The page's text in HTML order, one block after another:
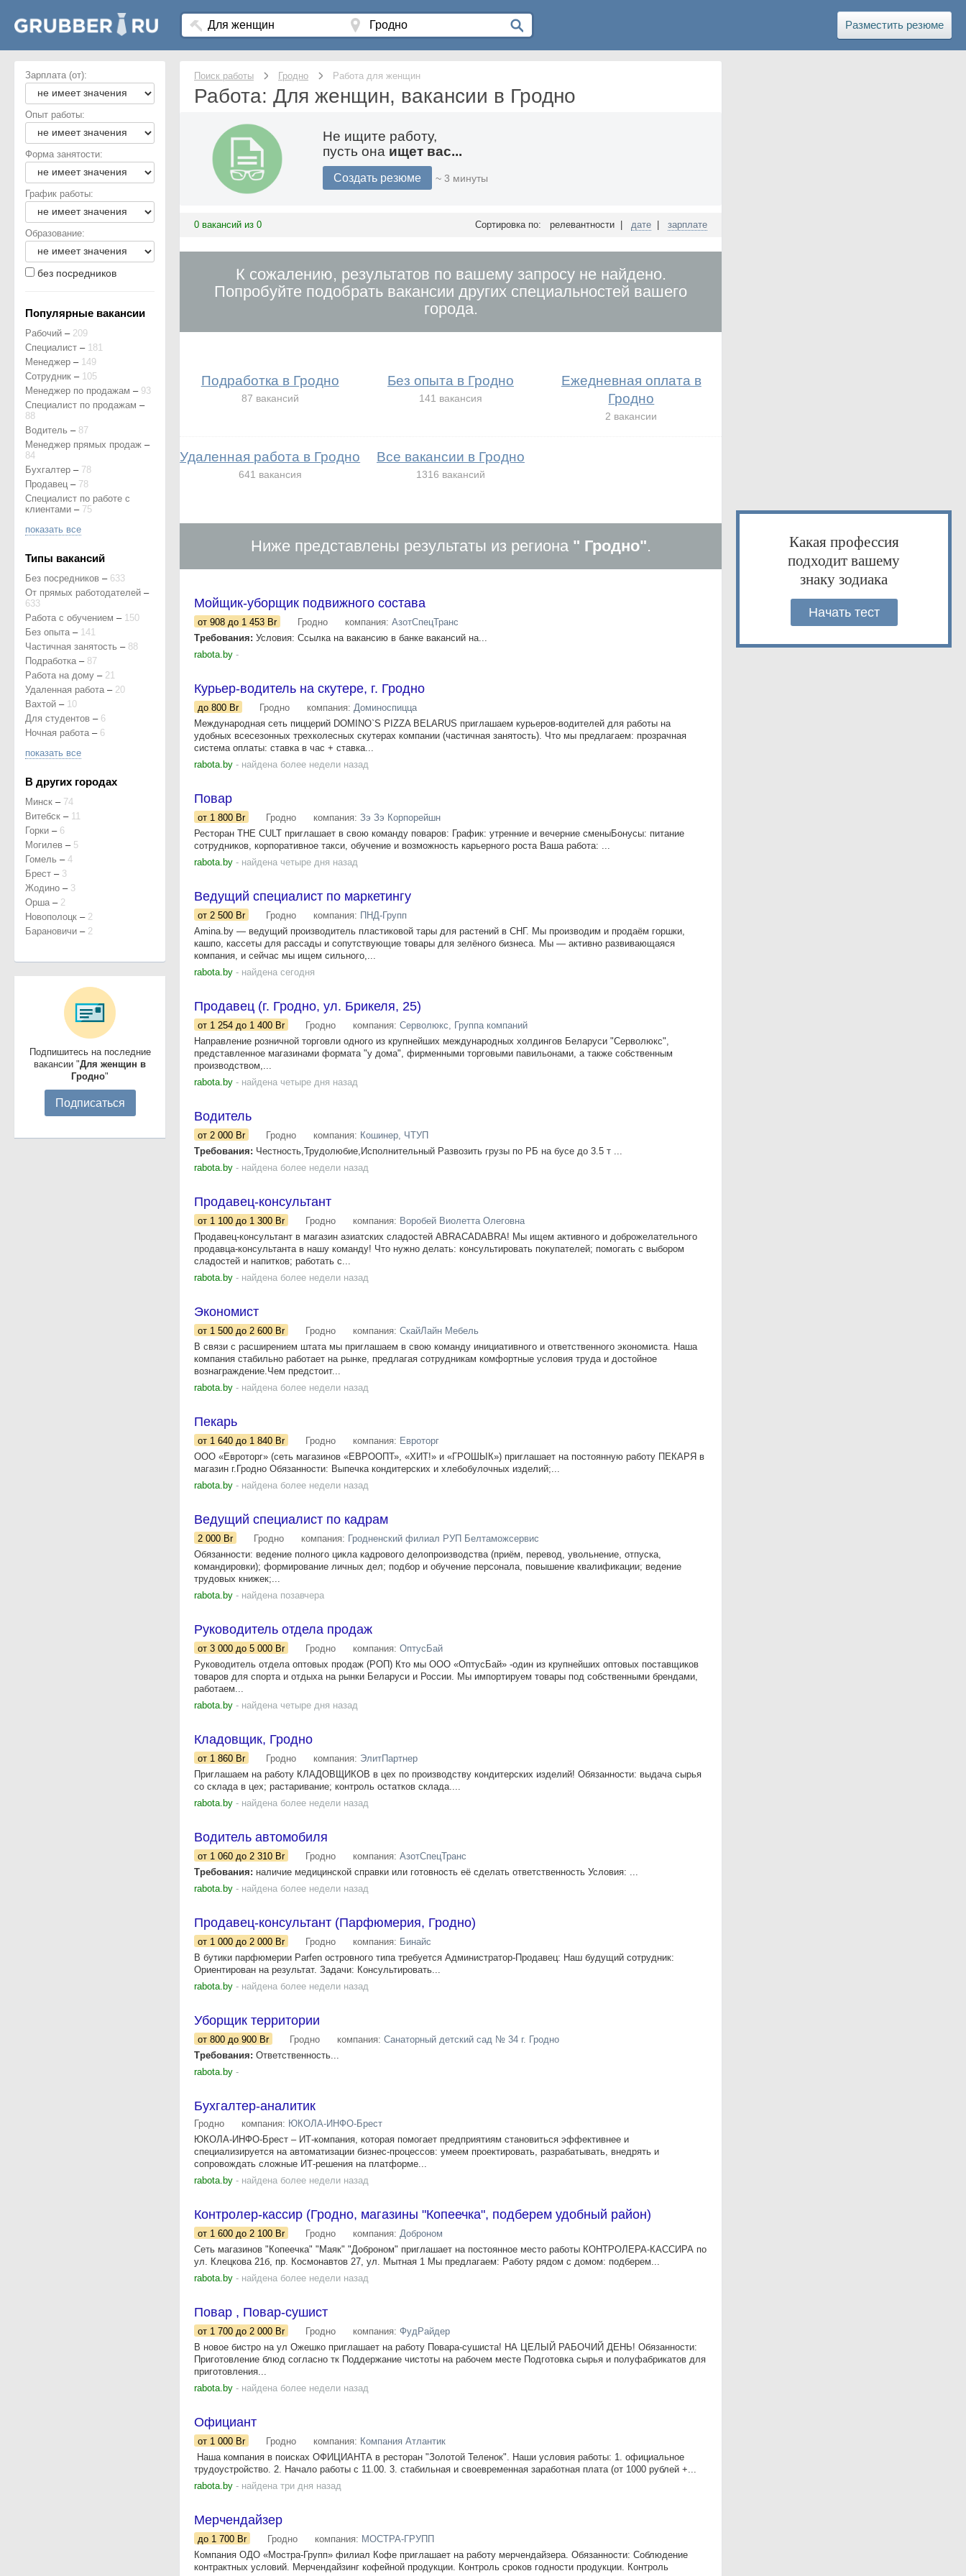
Разместить резюме
Поиск работы Гродно Работа для женщин
Работа: Для женщин, вакансии в Гродно
Не ищите работу,
пусть она ищет вас...
Создать резюме ~ 3 минуты
0 вакансий из 0 Сортировка по: релевантности | дате зарплате
К сожалению, результатов по вашему запросу не найдено.
Попробуйте подобрать вакансии других специальностей вашего
города.
Подработка в Гродно
87 вакансий
Без опыта в Гродно
141 вакансия
Ежедневная оплата в
Гродно
2 вакансии
Удаленная работа в Гродно
641 вакансия
Все вакансии в Гродно
1316 вакансий
Ниже представлены результаты из региона " Гродно".
Мойщик-уборщик подвижного состава
от 908 до 1 453 Br Гродно компания: АзотСпецТранс
Требования: Условия: Ссылка на вакансию в банке вакансий на...
rabota.by -
Курьер-водитель на скутере, г. Гродно
до 800 Br Гродно компания: Доминоспицца
Международная сеть пиццерий DOMINO`S PIZZA BELARUS приглашаем курьеров-водителей для работы на
удобных всесезонных трехколесных скутерах компании (частичная занятость). Что мы предлагаем: прозрачная
система оплаты: ставка в час + ставка...
rabota.by - найдена более недели назад
Повар
от 1 800 Br Гродно компания: Зэ Зэ Корпорейшн
Ресторан THE CULT приглашает в свою команду поваров: График: утренние и вечерние сменыБонусы: питание
сотрудников, корпоративное такси, обучение и возможность карьерного роста Ваша работа: ...
rabota.by - найдена четыре дня назад
Ведущий специалист по маркетингу
от 2 500 Br Гродно компания: ПНД-Групп
Amina.by — ведущий производитель пластиковой тары для растений в СНГ. Мы производим и продаём горшки,
кашпо, кассеты для рассады и сопутствующие товары для зелёного бизнеса. Мы — активно развивающаяся
компания, и сейчас мы ищем сильного,...
rabota.by - найдена сегодня
Продавец (г. Гродно, ул. Брикеля, 25)
от 1 254 до 1 400 Br Гродно компания: Серволюкс, Группа компаний
Направление розничной торговли одного из крупнейших международных холдингов Беларуси "Серволюкс",
представленное магазинами формата "у дома", фирменными торговыми павильонами, а также собственным
производством,...
rabota.by - найдена четыре дня назад
Водитель
от 2 000 Br Гродно компания: Кошинер, ЧТУП
Требования: Честность,Трудолюбие,Исполнительный Развозить грузы по РБ на бусе до 3.5 т ...
rabota.by - найдена более недели назад
Продавец-консультант
от 1 100 до 1 300 Br Гродно компания: Воробей Виолетта Олеговна
Продавец-консультант в магазин азиатских сладостей ABRACADABRA! Мы ищем активного и доброжелательного
продавца-консультанта в нашу команду! Что нужно делать: консультировать покупателей; помогать с выбором
сладостей и напитков; работать с...
rabota.by - найдена более недели назад
Экономист
от 1 500 до 2 600 Br Гродно компания: СкайЛайн Мебель
В связи с расширением штата мы приглашаем в свою команду инициативного и ответственного экономиста. Наша
компания стабильно работает на рынке, предлагая сотрудникам комфортные условия труда и достойное
вознаграждение.Чем предстоит...
rabota.by - найдена более недели назад
Пекарь
от 1 640 до 1 840 Br Гродно компания: Евроторг
ООО «Евроторг» (сеть магазинов «ЕВРООПТ», «ХИТ!» и «ГРОШЫК») приглашает на постоянную работу ПЕКАРЯ в
магазин г.Гродно Обязанности: Выпечка кондитерских и хлебобулочных изделий;...
rabota.by - найдена более недели назад
Ведущий специалист по кадрам
2 000 Br Гродно компания: Гродненский филиал РУП Белтаможсервис
Обязанности: ведение полного цикла кадрового делопроизводства (приём, перевод, увольнение, отпуска,
командировки); формирование личных дел; подбор и обучение персонала, повышение квалификации; ведение
трудовых книжек;...
rabota.by - найдена позавчера
Руководитель отдела продаж
от 3 000 до 5 000 Br Гродно компания: ОптусБай
Руководитель отдела оптовых продаж (РОП) Кто мы ООО «ОптусБай» -один из крупнейших оптовых поставщиков
товаров для спорта и отдыха на рынки Беларуси и России. Мы импортируем товары под собственными брендами,
работаем...
rabota.by - найдена четыре дня назад
Кладовщик, Гродно
от 1 860 Br Гродно компания: ЭлитПартнер
Приглашаем на работу КЛАДОВЩИКОВ в цех по производству кондитерских изделий! Обязанности: выдача сырья
со склада в цех; растаривание; контроль остатков склада....
rabota.by - найдена более недели назад
Водитель автомобиля
от 1 060 до 2 310 Br Гродно компания: АзотСпецТранс
Требования: наличие медицинской справки или готовность её сделать ответственность Условия: ...
rabota.by - найдена более недели назад
Продавец-консультант (Парфюмерия, Гродно)
от 1 000 до 2 000 Br Гродно компания: Бинайс
В бутики парфюмерии Parfen островного типа требуется Администратор-Продавец: Наш будущий сотрудник:
Ориентирован на результат. Задачи: Консультировать...
rabota.by - найдена более недели назад
Уборщик территории
от 800 до 900 Br Гродно компания: Санаторный детский сад № 34 г. Гродно
Требования: Ответственность...
rabota.by -
Бухгалтер-аналитик
Гродно компания: ЮКОЛА-ИНФО-Брест
ЮКОЛА-ИНФО-Брест – ИТ-компания, которая помогает предприятиям становиться эффективнее и
специализируется на автоматизации бизнес-процессов: умеем проектировать, разрабатывать, внедрять и
сопровождать сложные ИТ-решения на платформе...
rabota.by - найдена более недели назад
Контролер-кассир (Гродно, магазины "Копеечка", подберем удобный район)
от 1 600 до 2 100 Br Гродно компания: Доброном
Сеть магазинов "Копеечка" "Маяк" "Доброном" приглашает на постоянное место работы КОНТРОЛЕРА-КАССИРА по
ул. Клецкова 21б, пр. Космонавтов 27, ул. Мытная 1 Мы предлагаем: Работу рядом с домом: подберем...
rabota.by - найдена более недели назад
Повар , Повар-сушист
от 1 700 до 2 000 Br Гродно компания: ФудРайдер
В новое бистро на ул Ожешко приглашает на работу Повара-сушиста! НА ЦЕЛЫЙ РАБОЧИЙ ДЕНЬ! Обязанности:
Приготовление блюд согласно тк Поддержание чистоты на рабочем месте Подготовка сырья и полуфабрикатов для
приготовления...
rabota.by - найдена более недели назад
Официант
от 1 000 Br Гродно компания: Компания Атлантик
​​​ Наша компания в поисках ОФИЦИАНТА в ресторан "Золотой Теленок". Наши условия работы: 1. официальное
трудоустройство. 2. Начало работы с 11.00. 3. стабильная и своевременная заработная плата (от 1000 рублей +...
rabota.by - найдена три дня назад
Мерчендайзер
до 1 700 Br Гродно компания: МОСТРА-ГРУПП
Компания ОДО «Мостра-Групп» филиал Кофе приглашает на работу мерчендайзера. Обязанности: Соблюдение
контрактных условий. Мерчендайзинг кофейной продукции. Контроль сроков годности продукции. Контроль
Зарплата (от):
Опыт работы:
Форма занятости:
График работы:
Образование:
без посредников
Популярные вакансии
Рабочий – 209
Специалист – 181
Менеджер – 149
Сотрудник – 105
Менеджер по продажам – 93
Специалист по продажам –
88
Водитель – 87
Менеджер прямых продаж –
84
Бухгалтер – 78
Продавец – 78
Специалист по работе с
клиентами – 75
показать все
Типы вакансий
Без посредников – 633
От прямых работодателей –
633
Работа с обучением – 150
Без опыта – 141
Частичная занятость – 88
Подработка – 87
Работа на дому – 21
Удаленная работа – 20
Вахтой – 10
Для студентов – 6
Ночная работа – 6
показать все
В других городах
Минск – 74
Витебск – 11
Горки – 6
Могилев – 5
Гомель – 4
Брест – 3
Жодино – 3
Орша – 2
Новополоцк – 2
Барановичи – 2
Подпишитесь на последние
вакансии "Для женщин в
Гродно"
Подписаться
Какая профессия
подходит вашему
знаку зодиака
Начать тест